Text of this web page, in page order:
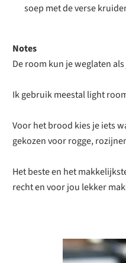
soep met de verse
Notes
De room kun je weglaten
Ik gebruik meestal light
Voor het brood kies je iets
gekozen voor rogge,
Het beste en het
recht en voor jou lekker